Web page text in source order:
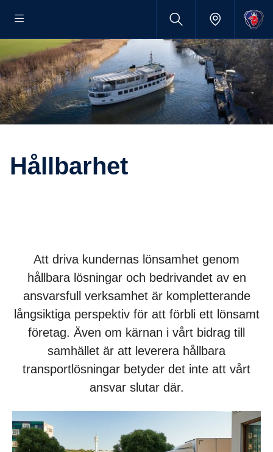
Hållbarhet
Att driva kundernas lönsamhet genom
hållbara lösningar och bedrivandet av en
ansvarsfull verksamhet är kompletterande
långsiktiga perspektiv för att förbli ett lönsamt
företag. Även om kärnan i vårt bidrag till
samhället är att leverera hållbara
transportlösningar betyder det inte att vårt
ansvar slutar där.